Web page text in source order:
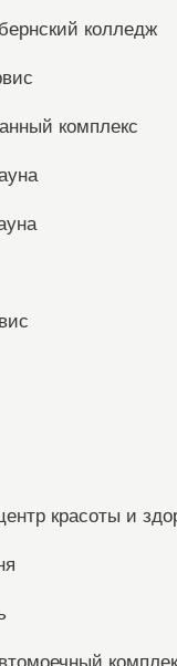
колледж
комплекс
красоты и